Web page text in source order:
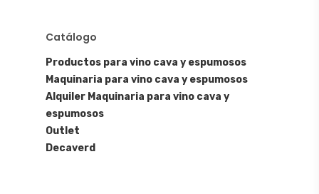
Catálogo
Productos para vino cava y espumosos
Maquinaria para vino cava y espumosos
Alquiler Maquinaria para vino cava y
espumosos
Outlet
Decaverd